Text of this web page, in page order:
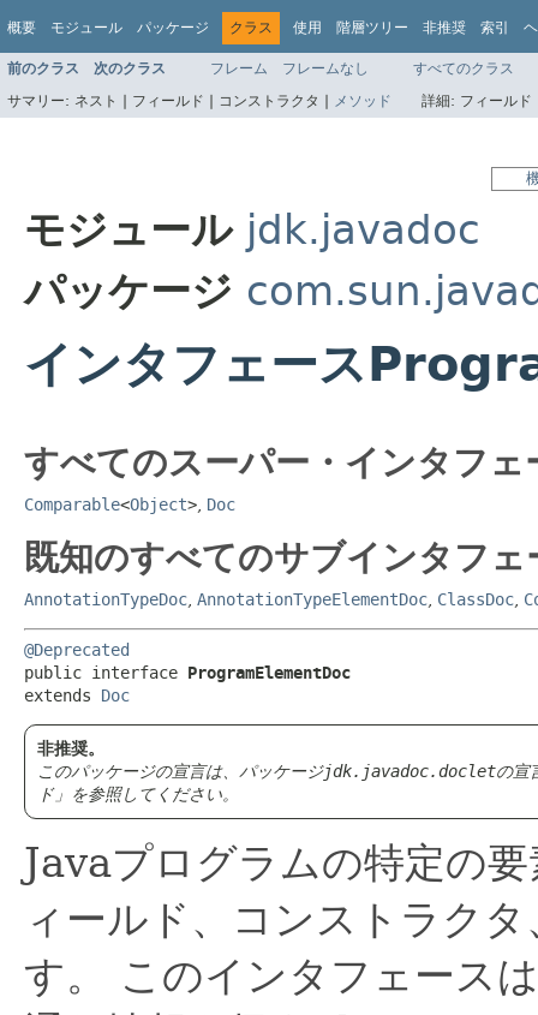
概要 モジュール パッケージ クラス 使用 階層ツリー 非推奨 索引
前のクラス 次のクラス フレーム フレームなし
すべてのクラス
サマリー: ネスト | フィールド | コンストラクタ | メソッド 詳細: フィール
モジュール jdk.javadoc
パッケージ
インタフェース
すべてのスーパー・インタフェ
Comparable<Object> Doc
既知のすべてのサブインタフ
AnnotationTypeDoc AnnotationTypeElementDoc ClassDoc
@Deprecated
public interface ProgramElementDoc
extends Doc
非推奨。
このパッケージの宣言は、パッケージjdk.javadoc.docletの宣
ド」 を参照してください。
Javaプログラムの特定の
ィールド、コンストラク
す。
このインタフェース